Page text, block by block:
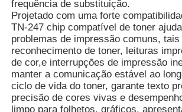
Casa
Produtos
Quem Somos
frequência de substituição.
Projetado com uma forte
TN-247 chip compatível de toner
problemas de impressão comuns,
reconhecimento de toner, leituras
de cor,e interrupções de impressão
manter a comunicação estável ao
ciclo de vida do toner, garante texto
precisão de cores vivas e
limpo para folhetos, gráficos,